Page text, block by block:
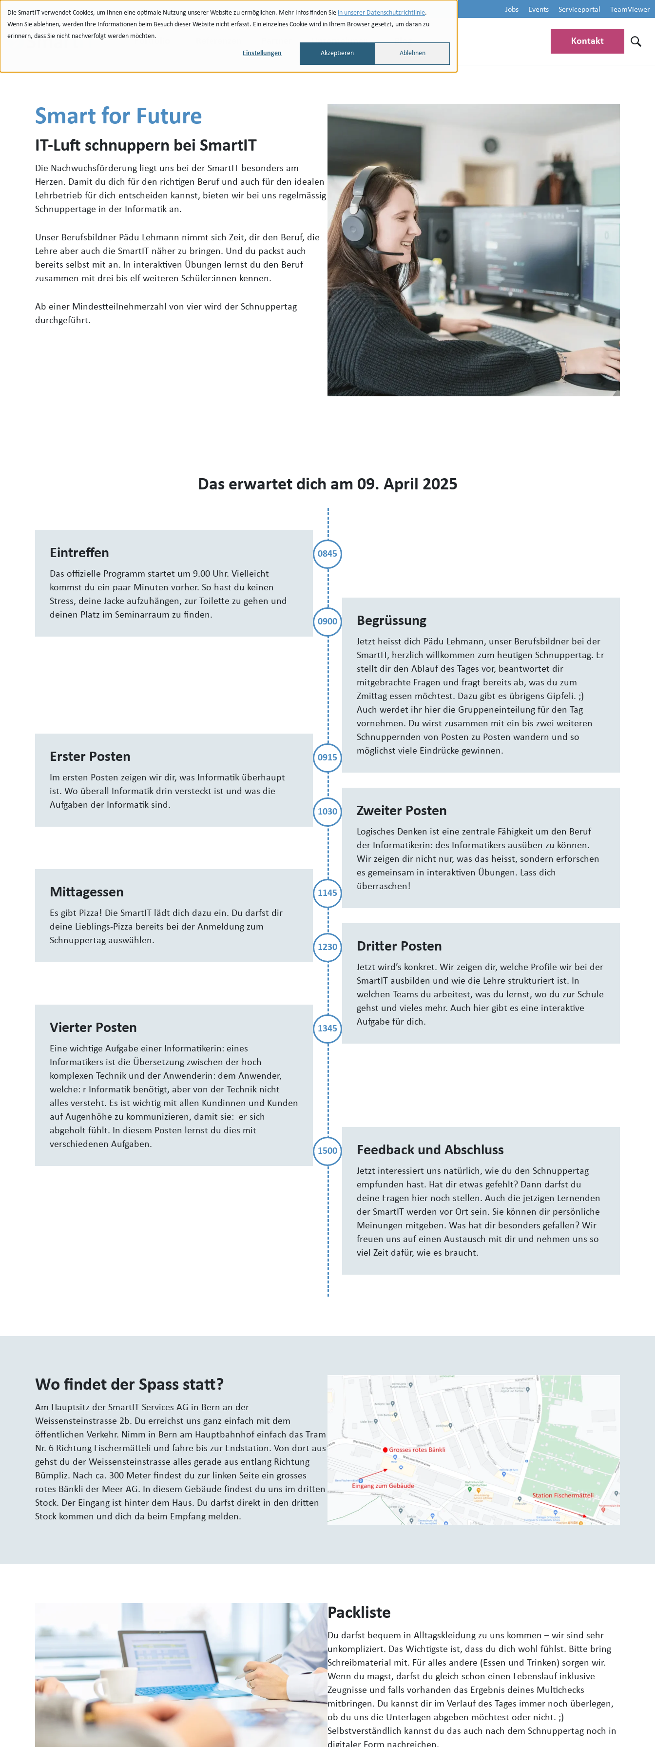
Die SmartIT verwendet Cookies, um Ihnen eine optimale Nutzung unserer Website zu ermöglichen. Mehr Infos finden Sie in unserer Datenschutzrichtlinie.
Wenn Sie ablehnen, werden Ihre Informationen beim Besuch dieser Website nicht erfasst. Ein einzelnes Cookie wird in Ihrem Browser gesetzt, um daran zu
erinnern, dass Sie nicht nachverfolgt werden möchten.
Einstellungen Akzeptieren Ablehnen
Portfolio Unternehmen Blog
Jobs Events Serviceportal TeamViewer
Kontakt
Smart for Future
IT-Luft schnuppern bei SmartIT
Die Nachwuchsförderung liegt uns bei der SmartIT besonders am
Herzen. Damit du dich für den richtigen Beruf und auch für den idealen
Lehrbetrieb für dich entscheiden kannst, bieten wir bei uns regelmässig
Schnuppertage in der Informatik an.
Unser Berufsbildner Pädu Lehmann nimmt sich Zeit, dir den Beruf, die
Lehre aber auch die SmartIT näher zu bringen. Und du packst auch
bereits selbst mit an. In interaktiven Übungen lernst du den Beruf
zusammen mit drei bis elf weiteren Schüler:innen kennen.
Ab einer Mindestteilnehmerzahl von vier wird der Schnuppertag
durchgeführt.
Das erwartet dich am 09. April 2025
0845
Eintreffen
Das offizielle Programm startet um 9.00 Uhr. Vielleicht
kommst du ein paar Minuten vorher. So hast du keinen
Stress, deine Jacke aufzuhängen, zur Toilette zu gehen und
deinen Platz im Seminarraum zu finden.
0900 Begrüssung
Jetzt heisst dich Pädu Lehmann, unser Berufsbildner bei der
SmartIT, herzlich willkommen zum heutigen Schnuppertag. Er
stellt dir den Ablauf des Tages vor, beantwortet dir
mitgebrachte Fragen und fragt bereits ab, was du zum
Zmittag essen möchtest. Dazu gibt es übrigens Gipfeli. ;)
Auch werdet ihr hier die Gruppeneinteilung für den Tag
vornehmen. Du wirst zusammen mit ein bis zwei weiteren
Schnuppernden von Posten zu Posten wandern und so
möglichst viele Eindrücke gewinnen.
0915
Erster Posten
Im ersten Posten zeigen wir dir, was Informatik überhaupt
ist. Wo überall Informatik drin versteckt ist und was die
Aufgaben der Informatik sind.
1030 Zweiter Posten
Logisches Denken ist eine zentrale Fähigkeit um den Beruf
der Informatikerin: des Informatikers ausüben zu können.
Wir zeigen dir nicht nur, was das heisst, sondern erforschen
es gemeinsam in interaktiven Übungen. Lass dich
überraschen!
1145
Mittagessen
Es gibt Pizza! Die SmartIT lädt dich dazu ein. Du darfst dir
deine Lieblings-Pizza bereits bei der Anmeldung zum
Schnuppertag auswählen.
1230 Dritter Posten
Jetzt wird’s konkret. Wir zeigen dir, welche Profile wir bei der
SmartIT ausbilden und wie die Lehre strukturiert ist. In
welchen Teams du arbeitest, was du lernst, wo du zur Schule
gehst und vieles mehr. Auch hier gibt es eine interaktive
Aufgabe für dich.
1345
Vierter Posten
Eine wichtige Aufgabe einer Informatikerin: eines
Informatikers ist die Übersetzung zwischen der hoch
komplexen Technik und der Anwenderin: dem Anwender,
welche: r Informatik benötigt, aber von der Technik nicht
alles versteht. Es ist wichtig mit allen Kundinnen und Kunden
auf Augenhöhe zu kommunizieren, damit sie: er sich
abgeholt fühlt. In diesem Posten lernst du dies mit
verschiedenen Aufgaben.
1500 Feedback und Abschluss
Jetzt interessiert uns natürlich, wie du den Schnuppertag
empfunden hast. Hat dir etwas gefehlt? Dann darfst du
deine Fragen hier noch stellen. Auch die jetzigen Lernenden
der SmartIT werden vor Ort sein. Sie können dir persönliche
Meinungen mitgeben. Was hat dir besonders gefallen? Wir
freuen uns auf einen Austausch mit dir und nehmen uns so
viel Zeit dafür, wie es braucht.
Wo findet der Spass statt?
Am Hauptsitz der SmartIT Services AG in Bern an der
Weissensteinstrasse 2b. Du erreichst uns ganz einfach mit dem
öffentlichen Verkehr. Nimm in Bern am Hauptbahnhof einfach das Tram
Nr. 6 Richtung Fischermätteli und fahre bis zur Endstation. Von dort aus
gehst du der Weissensteinstrasse alles gerade aus entlang Richtung
Bümpliz. Nach ca. 300 Meter findest du zur linken Seite ein grosses
rotes Bänkli der Meer AG. In diesem Gebäude findest du uns im dritten
Stock. Der Eingang ist hinter dem Haus. Du darfst direkt in den dritten
Stock kommen und dich da beim Empfang melden.
Packliste
Du darfst bequem in Alltagskleidung zu uns kommen – wir sind sehr
unkompliziert. Das Wichtigste ist, dass du dich wohl fühlst. Bitte bring
Schreibmaterial mit. Für alles andere (Essen und Trinken) sorgen wir.
Wenn du magst, darfst du gleich schon einen Lebenslauf inklusive
Zeugnisse und falls vorhanden das Ergebnis deines Multichecks
mitbringen. Du kannst dir im Verlauf des Tages immer noch überlegen,
ob du uns die Unterlagen abgeben möchtest oder nicht. ;)
Selbstverständlich kannst du das auch nach dem Schnuppertag noch in